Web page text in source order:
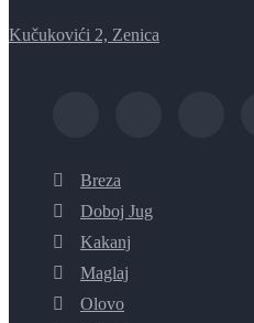
Kučukovići 2, Zenica
Breza
Doboj Jug
Kakanj
Maglaj
Olovo